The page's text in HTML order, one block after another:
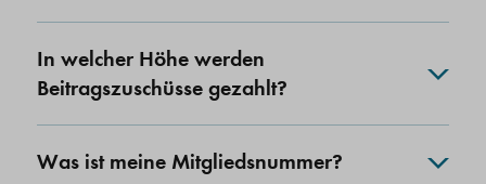
In welcher Höhe werden
Beitragszuschüsse gezahlt?
Was ist meine Mitgliedsnummer?